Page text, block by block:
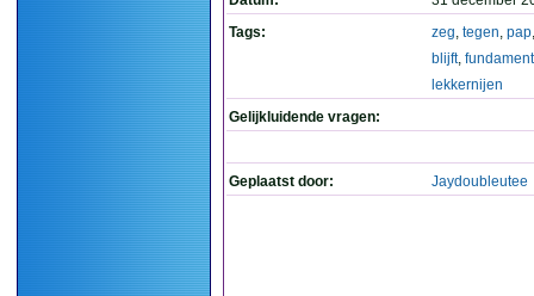
Tags:
zeg, tegen, pap
blijft, fundament
lekkernijen
Gelijkluidende vragen:
Geplaatst door: Jaydoubleutee